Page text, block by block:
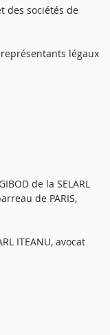
des sociétés de
légaux
de la SELARL
de PARIS,
ITEANU, avocat